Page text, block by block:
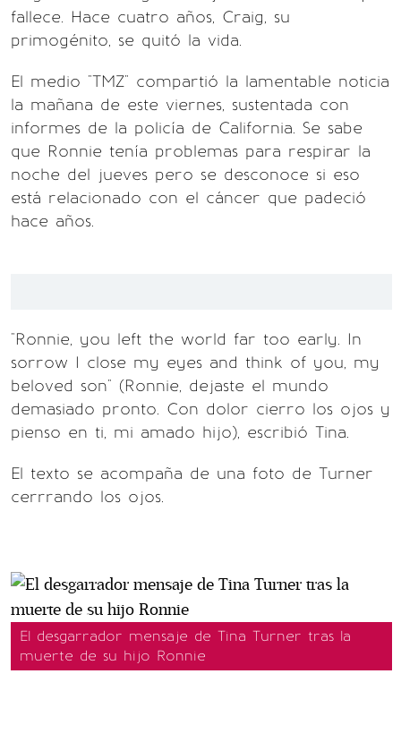
fallece. Hace cuatro años, Craig, su
primogénito, se quitó la vida.
El medio "TMZ" compartió la lamentable noticia
la mañana de este viernes, sustentada con
informes de la policía de California. Se sabe
que Ronnie tenía problemas para respirar la
noche del jueves pero se desconoce si eso
está relacionado con el cáncer que padeció
hace años.
"Ronnie, you left the world far too early. In
sorrow I close my eyes and think of you, my
beloved son" (Ronnie, dejaste el mundo
demasiado pronto. Con dolor cierro los ojos y
pienso en ti, mi amado hijo), escribió Tina.
El texto se acompaña de una foto de Turner
cerrrando los ojos.
El desgarrador mensaje de Tina Turner tras la
muerte de su hijo Ronnie